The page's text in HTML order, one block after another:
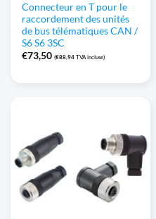
Connecteur en T pour le
raccordement des unités
de bus télématiques CAN /
S6 S6 3SC
€73,50 (€88,94 TVA incluse)